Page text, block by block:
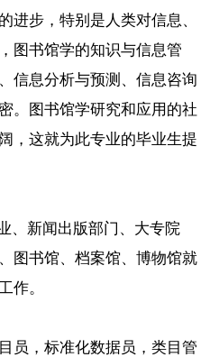
步，特别是人类对信息、
图书馆学的知识与信息管
信息分析与预测、信息咨询
。图书馆学研究和应用的社
，这就为此专业的毕业生提
新闻出版部门、大专院
图书馆、档案馆、博物馆就
作。
，标准化数据员，类目管